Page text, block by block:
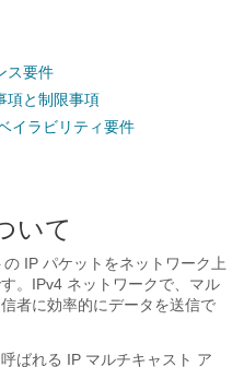
ス要件
項と制限事項
イラビリティ要件
いて
IP パケットをネットワーク上
。IPv4 ネットワークで、マル
者に効率的にデータを送信で
ばれる IP マルチキャスト ア